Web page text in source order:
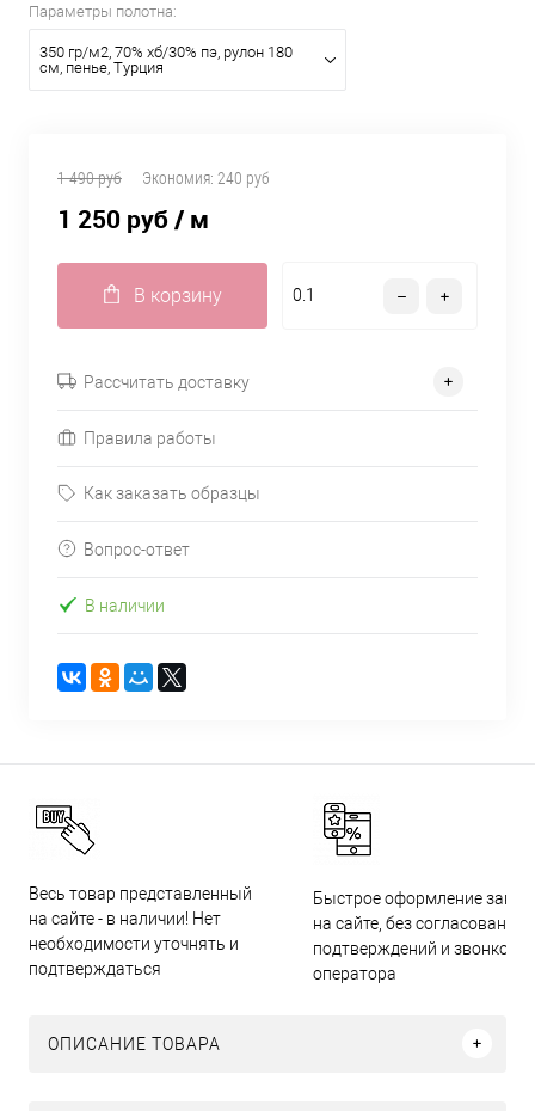
Параметры полотна:
350 гр/м2, 70% хб/30% пэ, рулон 180
см, пенье, Турция
1 490 руб Экономия: 240 руб
1 250 руб/ м
В корзину
Рассчитать доставку
Правила работы
Как заказать образцы
Вопрос-ответ
В наличии
Весь товар представленный
на сайте - в наличии! Нет
необходимости уточнять и
подтверждаться
Быстрое оформление
на сайте, без согласований,
подтверждений и звонков
оператора
ОПИСАНИЕ ТОВАРА